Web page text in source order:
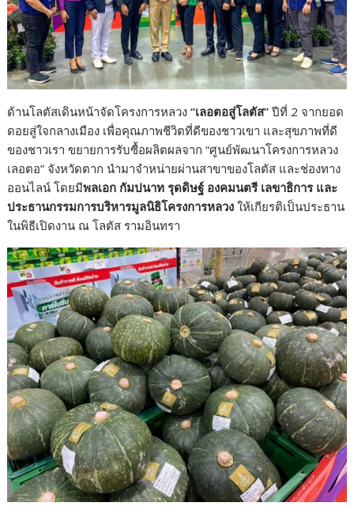
ด้านโลตัสเดินหน้าจัดโครงการหลวง“เลอตอสู่โลตัส” ปีที่ 2 จากยอด
ดอยสู่ใจกลางเมือง เพื่อคุณภาพชีวิตที่ดีของชาวเขา และสุขภาพที่ดี
ของชาวเรา ขยายการรับซื้อผลิตผลจาก “ศูนย์พัฒนาโครงการหลวง
เลอตอ” จังหวัดตาก นำมาจำหน่ายผ่านสาขาของโลตัส และช่องทาง
ออนไลน์ โดยมีพลเอก กัมปนาท รุดดิษฐ์ องคมนตรี เลขาธิการ และ
ประธานกรรมการบริหารมูลนิธิโครงการหลวง ให้เกียรติเป็นประธาน
ในพิธีเปิดงาน ณ โลตัส รามอินทรา